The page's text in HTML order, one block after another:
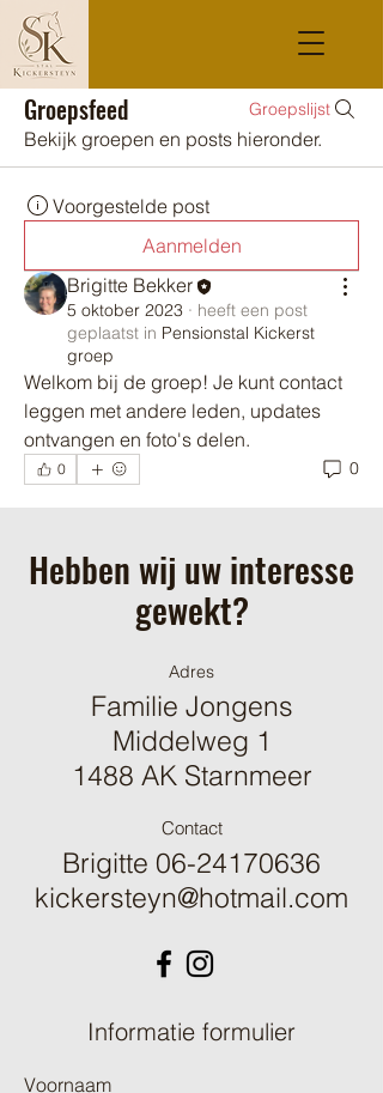
Groepsfeed Groepslijst
Bekijk groepen en posts hieronder.
Voorgestelde post
Aanmelden
Brigitte Bekker
5 oktober 2023 · heeft een post
geplaatst in Pensionstal Kickerst
groep
Welkom bij de groep! Je kunt contact
leggen met andere leden, updates
ontvangen en foto's delen.
0 0
Hebben wij uw interesse
gewekt?
Adres
Familie Jongens
Middelweg 1
1488 AK Starnmeer
Contact
Brigitte 06-24170636
kickersteyn@hotmail.com
Informatie formulier
Voornaam